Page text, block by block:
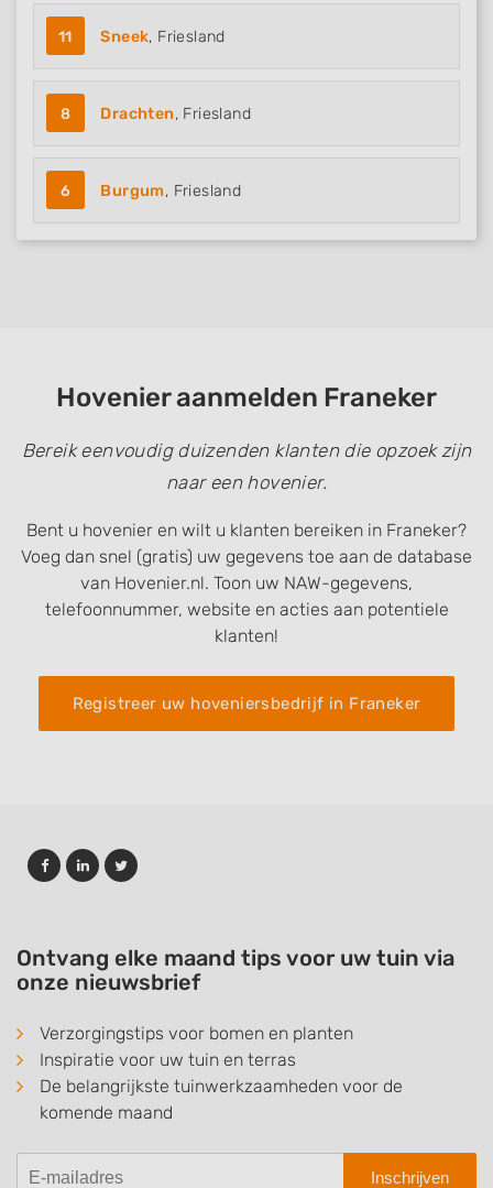
11 Sneek, Friesland
8 Drachten, Friesland
6 Burgum, Friesland
Hovenier aanmelden Franeker
Bereik eenvoudig duizenden klanten die opzoek zijn
naar een hovenier.
Bent u hovenier en wilt u klanten bereiken in Franeker?
Voeg dan snel (gratis) uw gegevens toe aan de database
van Hovenier.nl. Toon uw NAW-gegevens,
telefoonnummer, website en acties aan potentiele
klanten!
Registreer uw hoveniersbedrijf in Franeker
Ontvang elke maand tips voor uw tuin via
onze nieuwsbrief
Verzorgingstips voor bomen en planten
Inspiratie voor uw tuin en terras
De belangrijkste tuinwerkzaamheden voor de
komende maand
Inschrijven